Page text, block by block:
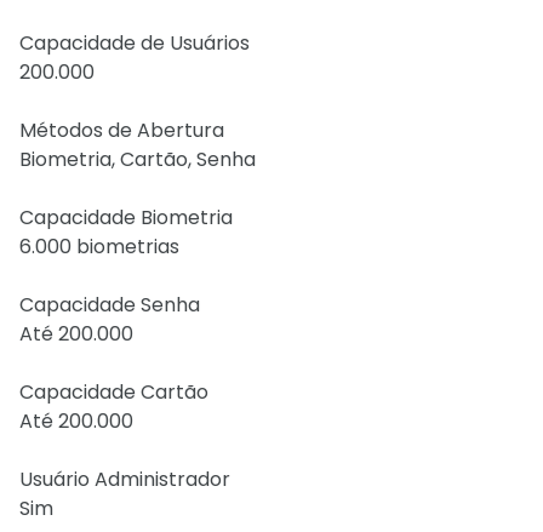
Capacidade de Usuários
200.000
Métodos de Abertura
Biometria, Cartão, Senha
Capacidade Biometria
6.000 biometrias
Capacidade Senha
Até 200.000
Capacidade Cartão
Até 200.000
Usuário Administrador
Sim